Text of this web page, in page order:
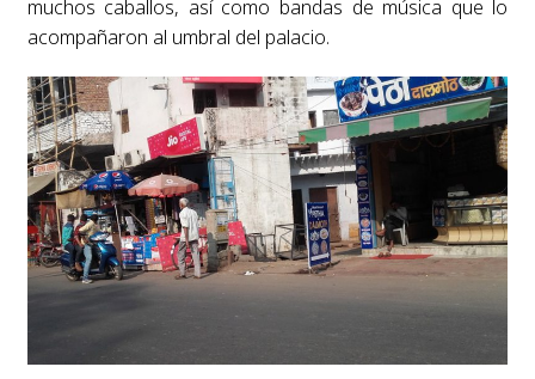
muchos caballos, así como bandas de música que lo
acompañaron al umbral del palacio.